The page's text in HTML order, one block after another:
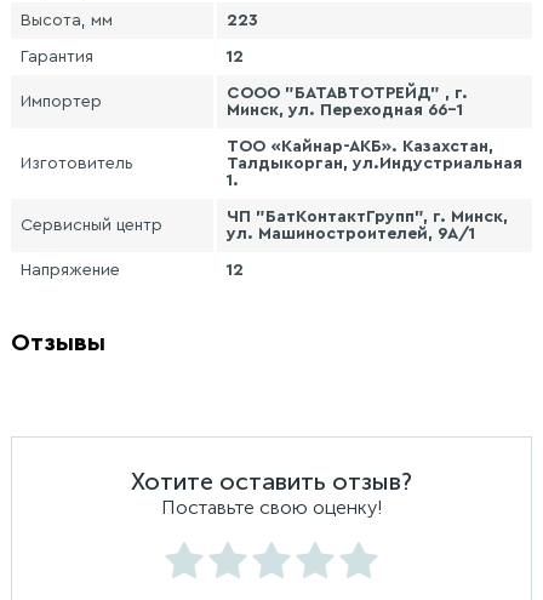
Высота, мм 223
Гарантия 12
Импортер
СООО "БАТАВТОТРЕЙД" , г.
Минск, ул. Переходная 66-1
Изготовитель
ТОО «Кайнар-АКБ». Казахстан,
Талдыкорган, ул.Индустриальная
1.
Сервисный центр
ЧП "БатКонтактГрупп", г. Минск,
ул. Машиностроителей, 9А/1
Напряжение 12
Отзывы
Хотите оставить отзыв?
Поставьте свою оценку!